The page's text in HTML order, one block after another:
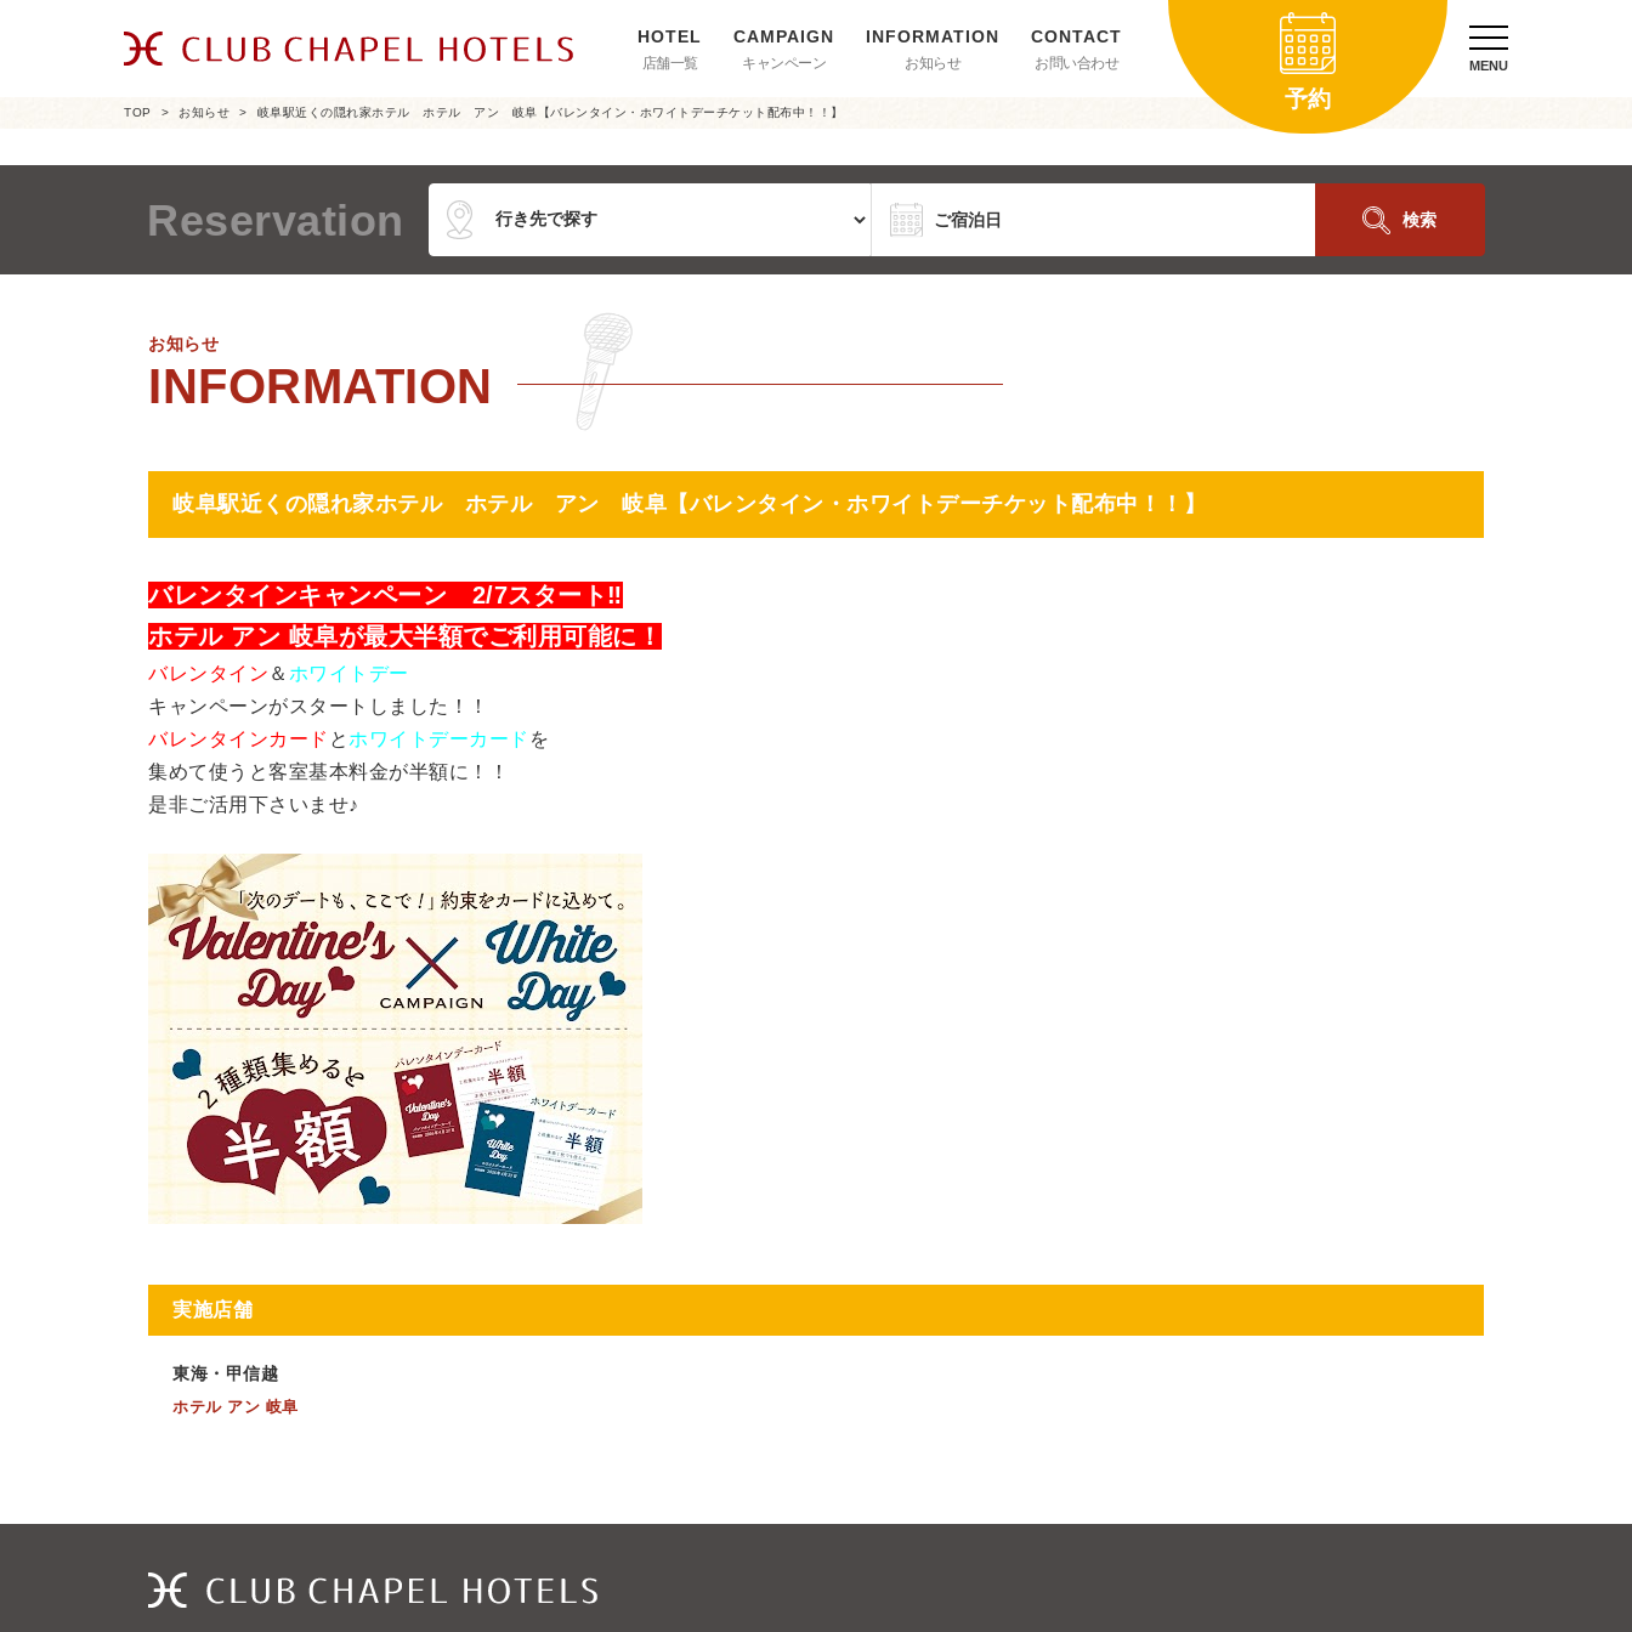
店舗一覧 キャンペーン お知らせ お問い合わせ
予約
MENU
TOP お知らせ 岐阜駅近くの隠れ家ホテル ホテル アン 岐阜【バレンタイン・ホワイトデーチケット配布中！！】
Reservation 検索
お知らせ
岐阜駅近くの隠れ家ホテル ホテル アン 岐阜【バレンタイン・ホワイトデーチケット配布中！！】
バレンタインキャンペーン 2/7スタート‼
ホテル アン 岐阜が最大半額でご利用可能に！
バレンタイン ＆ ホワイトデー
キャンペーンがスタートしました！！
バレンタインカード と ホワイトデーカード を
集めて使うと客室基本料金が半額に！！
是非ご活用下さいませ♪
実施店舗
東海・甲信越
ホテル アン 岐阜